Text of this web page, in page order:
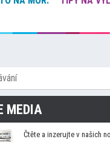
MEDIA
Čtěte a inzerujte v našich